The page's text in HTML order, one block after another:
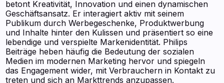
betont Kreativität, Innovation und einen dynamischen
Geschäftsansatz. Er interagiert aktiv mit seinem
Publikum durch Werbegeschenke, Produktwerbung
und Inhalte hinter den Kulissen und präsentiert so eine
lebendige und verspielte Markenidentität. Philips
Beiträge heben häufig die Bedeutung der sozialen
Medien im modernen Marketing hervor und spiegeln
das Engagement wider, mit Verbrauchern in Kontakt zu
treten und sich an Markttrends anzupassen.